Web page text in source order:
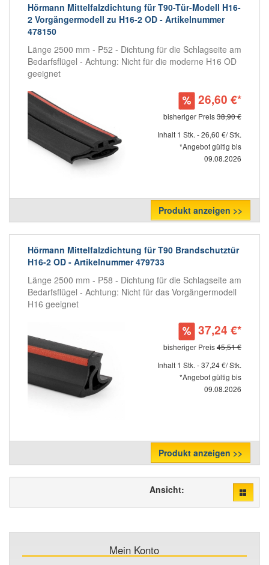
Hörmann Mittelfalzdichtung für T90-Tür-Modell H16-
2 Vorgängermodell zu H16-2 OD - Artikelnummer
478150
Länge 2500 mm - P52 - Dichtung für die Schlagseite am
Bedarfsflügel - Achtung: Nicht für die moderne H16 OD
geeignet
26,60 €*
bisheriger Preis38,90 €
Inhalt 1 Stk. - 26,60 €/ Stk.
*Angebot gültig bis
09.08.2026
Produkt anzeigen >>
Hörmann Mittelfalzdichtung für T90 Brandschutztür
H16-2 OD - Artikelnummer 479733
Länge 2500 mm - P58 - Dichtung für die Schlagseite am
Bedarfsflügel - Achtung: Nicht für das Vorgängermodell
H16 geeignet
37,24 €*
bisheriger Preis45,51 €
Inhalt 1 Stk. - 37,24 €/ Stk.
*Angebot gültig bis
09.08.2026
Produkt anzeigen >>
Ansicht:
Mein Konto